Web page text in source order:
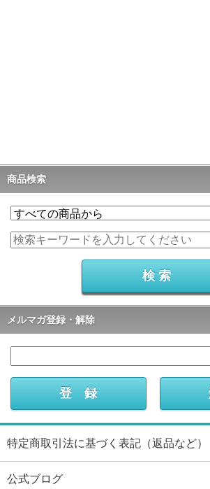
商品検索
メルマガ登録・解除
特定商取引法に基づく表記（返品など）
公式ブログ